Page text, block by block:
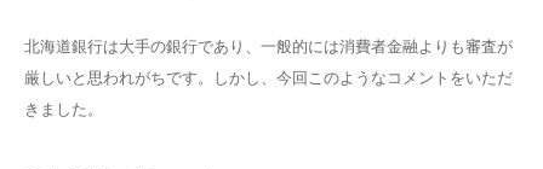
北海道銀行は大手の銀行であり、一般的には消費者金融よりも審査が
厳しいと思われがちです。しかし、今回このようなコメントをいただ
きました。